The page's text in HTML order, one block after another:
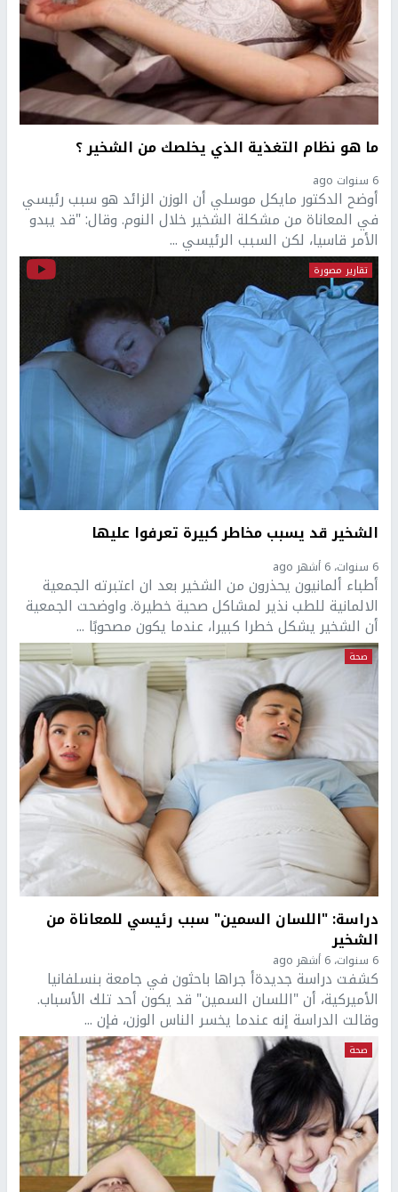
ما هو نظام التغذية الذي يخلصك من الشخير ؟
6 سنوات ago
أوضح الدكتور مايكل موسلي أن الوزن الزائد هو سبب رئيسي
في المعاناة من مشكلة الشخير خلال النوم. وقال: "قد يبدو
الأمر قاسيا، لكن السبب الرئيسي ...
تقارير مصورة
الشخير قد يسبب مخاطر كبيرة تعرفوا عليها
6 سنوات، 6 أشهر ago
أطباء ألمانيون يحذرون من الشخير بعد ان اعتبرته الجمعية
الالمانية للطب نذير لمشاكل صحية خطيرة. واوضحت الجمعية
أن الشخير يشكل خطرا كبيرا، عندما يكون مصحوبًا ...
صحة
دراسة: "اللسان السمين" سبب رئيسي للمعاناة من
الشخير
6 سنوات، 6 أشهر ago
كشفت دراسة جديدةأ جراها باحثون في جامعة بنسلفانيا
الأميركية، أن "اللسان السمين" قد يكون أحد تلك الأسباب.
وقالت الدراسة إنه عندما يخسر الناس الوزن، فإن ...
صحة